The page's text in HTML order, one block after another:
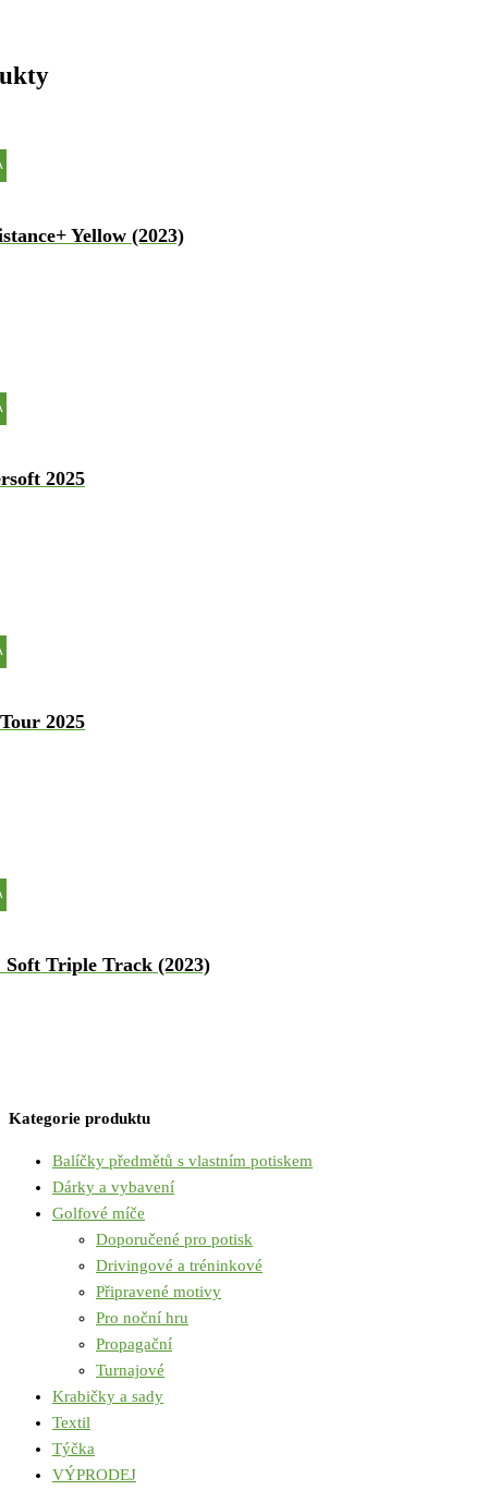
Yellow (2023)
2025
2025
Triple Track (2023)
Kategorie produktu
Balíčky předmětů s vlastním potiskem
Dárky a vybavení
Golfové míče
Doporučené pro potisk
Drivingové a tréninkové
Připravené motivy
Pro noční hru
Propagační
Turnajové
Krabičky a sady
Textil
Týčka
VÝPRODEJ